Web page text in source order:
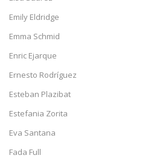
Emily Eldridge
Emma Schmid
Enric Ejarque
Ernesto Rodríguez
Esteban Plazibat
Estefania Zorita
Eva Santana
Fada Full